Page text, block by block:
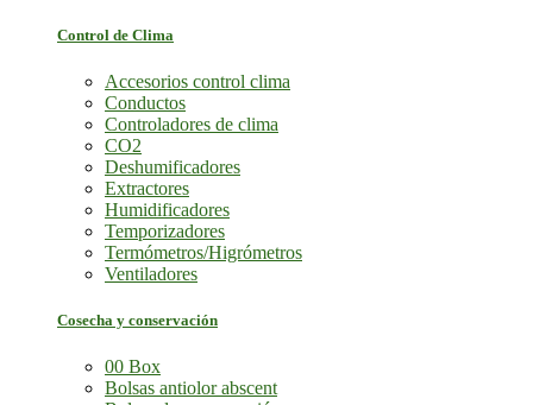
Control de Clima
Accesorios control clima
Conductos
Controladores de clima
CO2
Deshumificadores
Extractores
Humidificadores
Temporizadores
Termómetros/Higrómetros
Ventiladores
Cosecha y conservación
00 Box
Bolsas antiolor abscent